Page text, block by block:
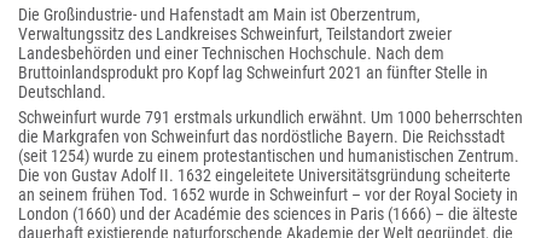
Die Großindustrie- und Hafenstadt am Main ist Oberzentrum,
Verwaltungssitz des Landkreises Schweinfurt, Teilstandort zweier
Landesbehörden und einer Technischen Hochschule. Nach dem
Bruttoinlandsprodukt pro Kopf lag Schweinfurt 2021 an fünfter Stelle in
Deutschland.
Schweinfurt wurde 791 erstmals urkundlich erwähnt. Um 1000 beherrschten
die Markgrafen von Schweinfurt das nordöstliche Bayern. Die Reichsstadt
(seit 1254) wurde zu einem protestantischen und humanistischen Zentrum.
Die von Gustav Adolf II. 1632 eingeleitete Universitätsgründung scheiterte
an seinem frühen Tod. 1652 wurde in Schweinfurt – vor der Royal Society in
London (1660) und der Académie des sciences in Paris (1666) – die älteste
dauerhaft existierende naturforschende Akademie der Welt gegründet, die